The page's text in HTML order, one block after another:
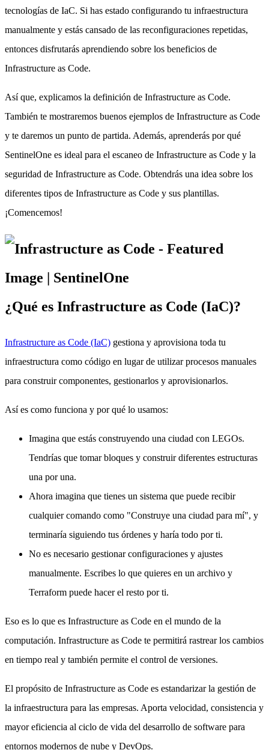
tecnologías de IaC. Si has estado configurando tu infraestructura
manualmente y estás cansado de las reconfiguraciones repetidas,
entonces disfrutarás aprendiendo sobre los beneficios de
Infrastructure as Code.
Así que, explicamos la definición de Infrastructure as Code.
También te mostraremos buenos ejemplos de Infrastructure as Code
y te daremos un punto de partida. Además, aprenderás por qué
SentinelOne es ideal para el escaneo de Infrastructure as Code y la
seguridad de Infrastructure as Code. Obtendrás una idea sobre los
diferentes tipos de Infrastructure as Code y sus plantillas.
¡Comencemos!
¿Qué es Infrastructure as Code (IaC)?
Infrastructure as Code (IaC) gestiona y aprovisiona toda tu
infraestructura como código en lugar de utilizar procesos manuales
para construir componentes, gestionarlos y aprovisionarlos.
Así es como funciona y por qué lo usamos:
Imagina que estás construyendo una ciudad con LEGOs.
Tendrías que tomar bloques y construir diferentes estructuras
una por una.
Ahora imagina que tienes un sistema que puede recibir
cualquier comando como "Construye una ciudad para mí", y
terminaría siguiendo tus órdenes y haría todo por ti.
No es necesario gestionar configuraciones y ajustes
manualmente. Escribes lo que quieres en un archivo y
Terraform puede hacer el resto por ti.
Eso es lo que es Infrastructure as Code en el mundo de la
computación. Infrastructure as Code te permitirá rastrear los cambios
en tiempo real y también permite el control de versiones.
El propósito de Infrastructure as Code es estandarizar la gestión de
la infraestructura para las empresas. Aporta velocidad, consistencia y
mayor eficiencia al ciclo de vida del desarrollo de software para
entornos modernos de nube y DevOps.